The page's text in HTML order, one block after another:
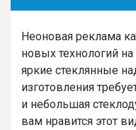
Неоновая реклама
новых технологий
яркие стеклянные
изготовления
и небольшая
вам нравится этот